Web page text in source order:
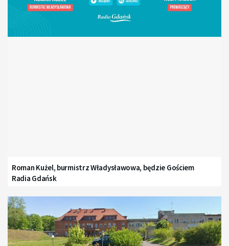
Roman Kużel, burmistrz Władysławowa, będzie Gościem
Radia Gdańsk